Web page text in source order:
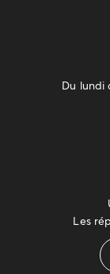
Du lundi
Les